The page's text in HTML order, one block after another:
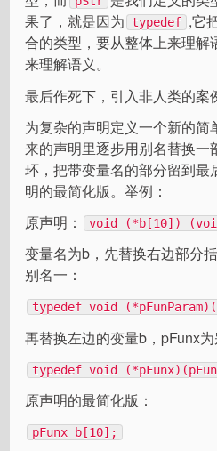
果了，就是因为 typedef ,它
合的类型，要从整体上来理
来理解语义。
最后作死下，引入非人类的案
为复杂的声明定义一个新的
来的声明里逐步用别名替换一
环，把带变量名的部分留到
明的最简化版。举例：
原声明：
void (*b[10])
变量名为b，先替换右边部分
别名一：
typedef void
再替换左边的变量b，pFunx为
typedef void
原声明的最简化版：
pFunx b[10];